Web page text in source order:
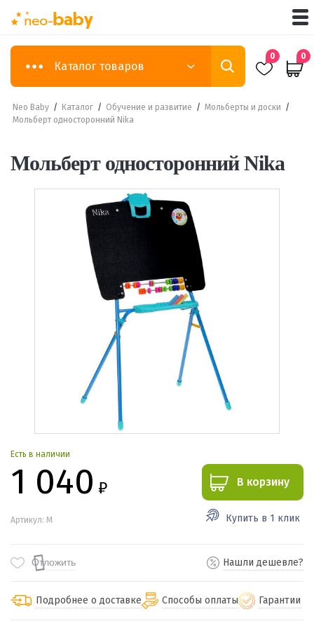
Каталог товаров
0 0
Neo Baby / Каталог / Обучение и развитие / Мольберты и доски /
Мольберт односторонний Nika
Мольберт односторонний Nika
Есть в наличии
1 040 ₽
Артикул: M
В корзину
Купить в 1 клик
Отложить Нашли дешевле?
Подробнее о доставке Способы оплаты Гарантии